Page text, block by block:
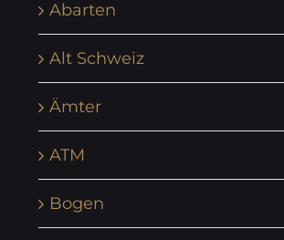
Abarten
Alt Schweiz
Ämter
ATM
Bogen